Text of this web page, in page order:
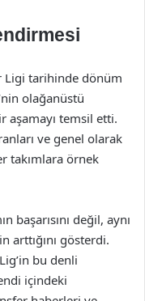
Ligi tarihinde dönüm
olağanüstü
aşamayı temsil etti.
ve genel olarak
takımlara örnek
başarısını değil, aynı
arttığını gösterdi.
bu denli
içindeki